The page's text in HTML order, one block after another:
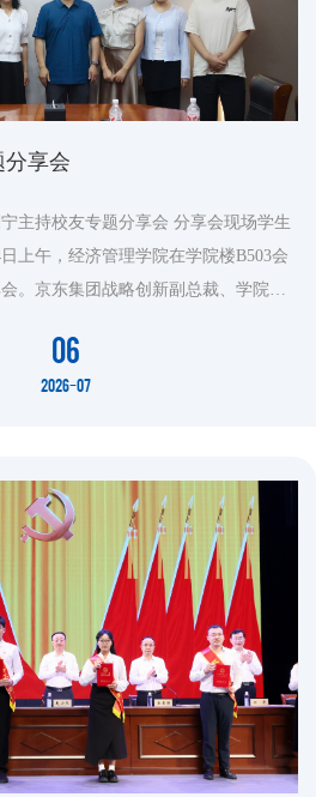
享会
主持校友专题分享会 分享会现场学生
上午，经济管理学院在学院楼B503会
。京东集团战略创新副总裁、学院优
记刘宁主持。学生工作办公室主任周
院本硕学生骨干参加活动。姜旺结合
06
2026-07